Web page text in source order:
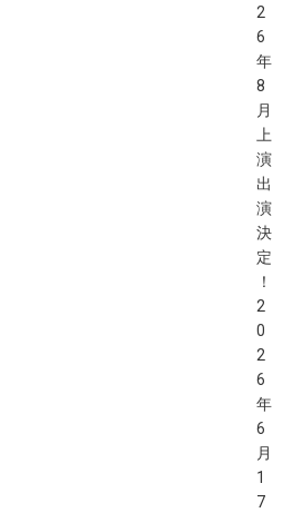
2
6
年
8
月
上
演
出
演
決
定
！
2
0
2
6
年
6
月
1
7